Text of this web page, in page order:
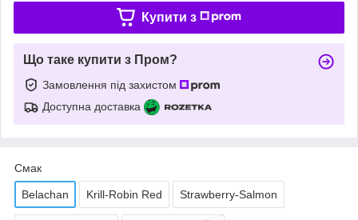
Купити з
Що таке купити з Пром?
Замовлення під захистом
Доступна доставка
Смак
Belachan Krill-Robin Red Strawberry-Salmon